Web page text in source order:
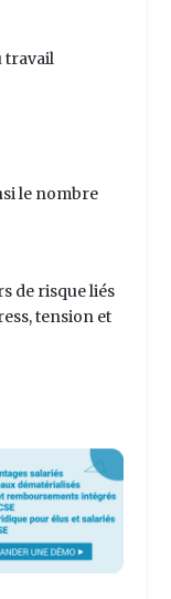
travail
le nombre
de risque liés
tension et